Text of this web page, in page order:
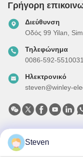
Γρήγορη
Διεύθυνση
Οδός 99 Yilan,
Τηλεφώνημα
0086-592-5510031
Ηλεκτρονικό
steven@winley-
Το Δελτίο
Συνδρομηθείτε στο
Steven